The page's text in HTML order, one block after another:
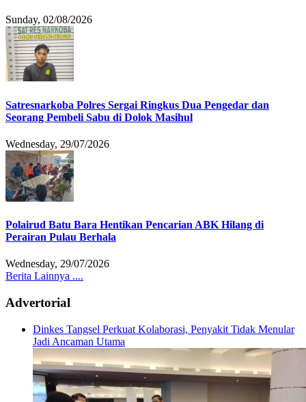
Sunday, 02/08/2026
Satresnarkoba Polres Sergai Ringkus Dua Pengedar dan
Seorang Pembeli Sabu di Dolok Masihul
Wednesday, 29/07/2026
Polairud Batu Bara Hentikan Pencarian ABK Hilang di
Perairan Pulau Berhala
Wednesday, 29/07/2026
Berita Lainnya ....
Advertorial
Dinkes Tangsel Perkuat Kolaborasi, Penyakit Tidak Menular
Jadi Ancaman Utama